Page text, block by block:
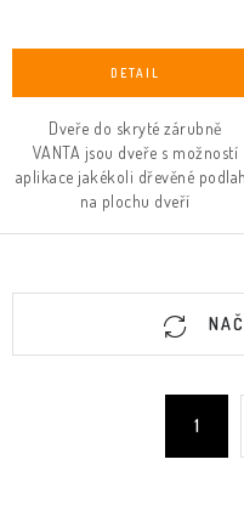
Dveře do skryté zárubně
VANTA jsou dveře s možností
aplikace jakékoli dřevěné
na plochu dveří
1